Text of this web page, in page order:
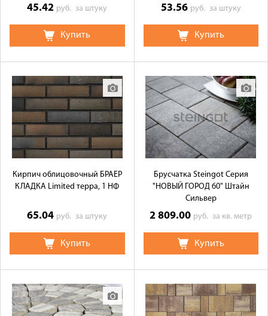
45.42 руб.за штуку
Купить
53.56 руб. за штуку
Купить
Кирпич облицовочный БРАЕР
КЛАДКА Limited терра, 1 НФ
65.04 руб.за штуку
Купить
Брусчатка Steingot Серия
"НОВЫЙ ГОРОД 60" Штайн
Сильвер
2 809.00 руб.за кв. метр
Купить